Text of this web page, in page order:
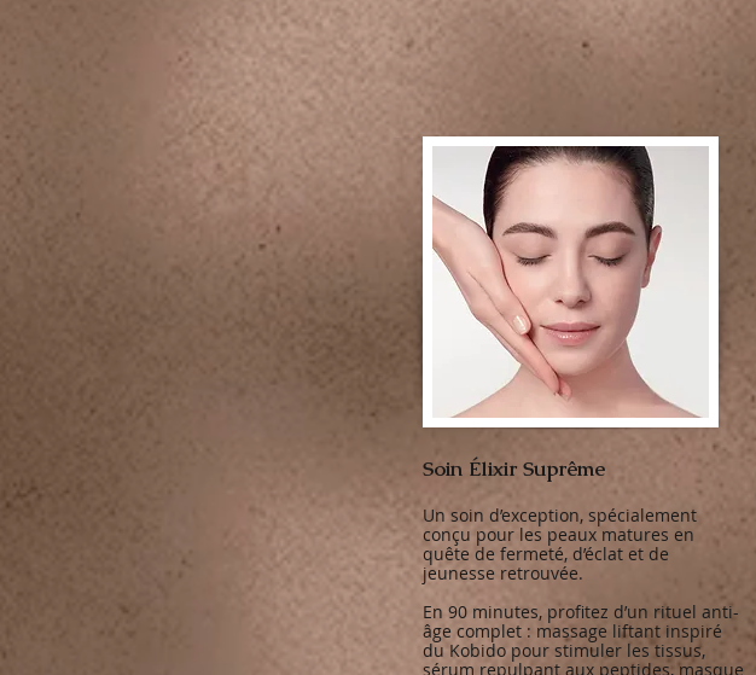
Soin Élixir Suprême
Un soin d’exception, spécialement
conçu pour les peaux matures en
quête de fermeté, d’éclat et de
jeunesse retrouvée.
En 90 minutes, profitez d’un rituel anti-
âge complet : massage liftant inspiré
du Kobido pour stimuler les tissus,
sérum repulpant aux peptides, masque